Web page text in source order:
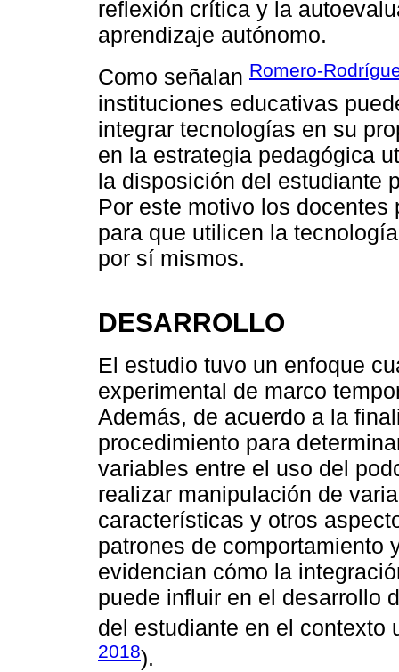
reflexión crítica y la
aprendizaje autónomo.
Como señalan Romero-
instituciones educativas
integrar tecnologías en su
en la estrategia pedagógica
la disposición del estudiante
Por este motivo los
para que utilicen la
por sí mismos.
DESARROLLO
El estudio tuvo un enfoque
experimental de marco
Además, de acuerdo a la
procedimiento para
variables entre el uso del
realizar manipulación de
características y otros
patrones de comportamiento
evidencian cómo la
puede influir en el desarrollo
del estudiante en el contexto
2018).